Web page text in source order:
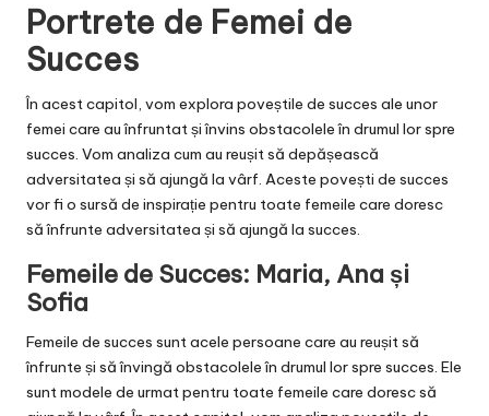
Portrete de Femei de
Succes
În acest capitol, vom explora poveștile de succes ale unor
femei care au înfruntat și învins obstacolele în drumul lor spre
succes. Vom analiza cum au reușit să depășească
adversitatea și să ajungă la vârf. Aceste povești de succes
vor fi o sursă de inspirație pentru toate femeile care doresc
să înfrunte adversitatea și să ajungă la succes.
Femeile de Succes: Maria, Ana și
Sofia
Femeile de succes sunt acele persoane care au reușit să
înfrunte și să învingă obstacolele în drumul lor spre succes. Ele
sunt modele de urmat pentru toate femeile care doresc să